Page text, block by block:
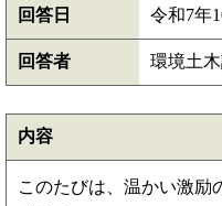
回答日 令和7年
回答者 環境土
内容
このたびは、温かい激励